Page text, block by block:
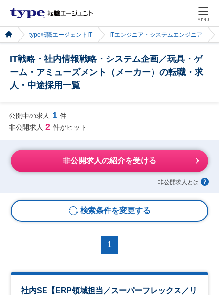
MENU
type転職エージェントIT ITエンジニア・システムエンジニア
IT戦略・社内情報戦略・システム企画／玩具・ゲ
ーム・アミューズメント（メーカー）の転職・求
人・中途採用一覧
公開中の求人 1 件
非公開求人 2 件がヒット
非公開求人の紹介を受ける
非公開求人とは
検索条件を変更する
1
社内SE【ERP領域担当／スーパーフレックス／リ